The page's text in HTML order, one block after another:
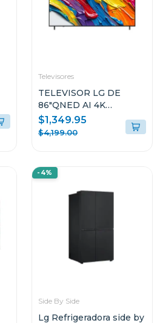
Televisores
TELEVISOR LG DE
86"QNED AI 4K
86QNED82ASG
$1,349.95
$4,199.00
-4%
Side By Side
Lg Refrigeradora side by